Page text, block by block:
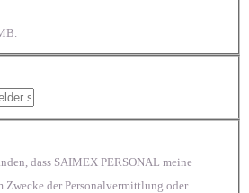
dass SAIMEX PERSONAL meine
Zwecke der Personalvermittlung oder